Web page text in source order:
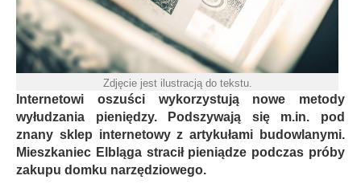
Zdjęcie jest ilustracją do tekstu.
Internetowi oszuści wykorzystują nowe metody
wyłudzania pieniędzy. Podszywają się m.in. pod
znany sklep internetowy z artykułami budowlanymi.
Mieszkaniec Elbląga stracił pieniądze podczas próby
zakupu domku narzędziowego.